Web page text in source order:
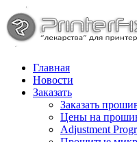
Главная
Новости
Заказать
Заказать
Цены на
Adjustment